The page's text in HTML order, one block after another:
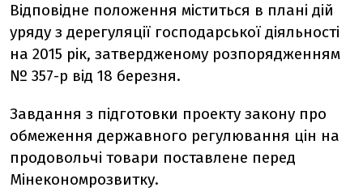
Відповідне положення міститься в плані дій
уряду з дерегуляції господарської діяльності
на 2015 рік, затвердженому розпорядженням
№ 357-р від 18 березня.
Завдання з підготовки проекту закону про
обмеження державного регулювання цін на
продовольчі товари поставлене ​​перед
Мінекономрозвитку.